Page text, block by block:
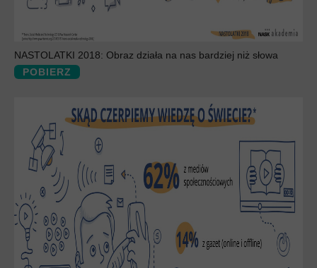
NASTOLATKI 2018: Obraz działa na nas bardziej niż słowa
POBIERZ